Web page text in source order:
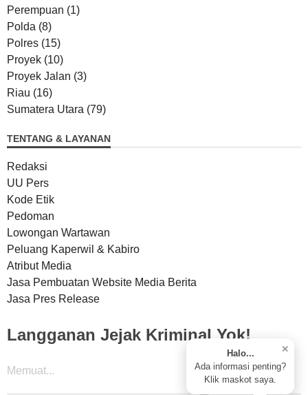
✕
Halo...
Ada informasi penting?
Klik maskot saya.
Perempuan (1)
Polda (8)
Polres (15)
Proyek (10)
Proyek Jalan (3)
Riau (16)
Sumatera Utara (79)
TENTANG & LAYANAN
Redaksi
UU Pers
Kode Etik
Pedoman
Lowongan Wartawan
Peluang Kaperwil & Kabiro
Atribut Media
Jasa Pembuatan Website Media Berita
Jasa Pres Release
Langganan Jejak Kriminal Yok!
Memuat...